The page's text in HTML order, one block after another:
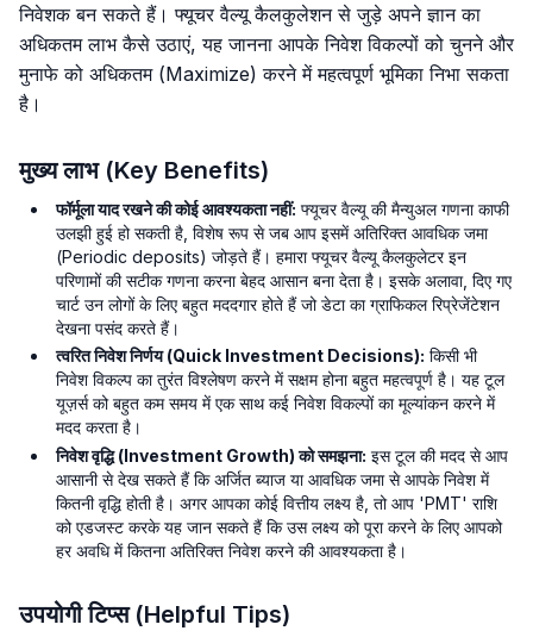
निवेशक बन सकते हैं। फ्यूचर वैल्यू कैलकुलेशन से जुड़े अपने ज्ञान का
अधिकतम लाभ कैसे उठाएं, यह जानना आपके निवेश विकल्पों को चुनने और
मुनाफे को अधिकतम (Maximize) करने में महत्वपूर्ण भूमिका निभा सकता
है।
मुख्य लाभ (Key Benefits)
फॉर्मूला याद रखने की कोई आवश्यकता नहीं: फ्यूचर वैल्यू की मैन्युअल गणना काफी
उलझी हुई हो सकती है, विशेष रूप से जब आप इसमें अतिरिक्त आवधिक जमा
(Periodic deposits) जोड़ते हैं। हमारा फ्यूचर वैल्यू कैलकुलेटर इन
परिणामों की सटीक गणना करना बेहद आसान बना देता है। इसके अलावा, दिए गए
चार्ट उन लोगों के लिए बहुत मददगार होते हैं जो डेटा का ग्राफिकल रिप्रेजेंटेशन
देखना पसंद करते हैं।
त्वरित निवेश निर्णय (Quick Investment Decisions): किसी भी
निवेश विकल्प का तुरंत विश्लेषण करने में सक्षम होना बहुत महत्वपूर्ण है। यह टूल
यूज़र्स को बहुत कम समय में एक साथ कई निवेश विकल्पों का मूल्यांकन करने में
मदद करता है।
निवेश वृद्धि (Investment Growth) को समझना: इस टूल की मदद से आप
आसानी से देख सकते हैं कि अर्जित ब्याज या आवधिक जमा से आपके निवेश में
कितनी वृद्धि होती है। अगर आपका कोई वित्तीय लक्ष्य है, तो आप 'PMT' राशि
को एडजस्ट करके यह जान सकते हैं कि उस लक्ष्य को पूरा करने के लिए आपको
हर अवधि में कितना अतिरिक्त निवेश करने की आवश्यकता है।
उपयोगी टिप्स (Helpful Tips)